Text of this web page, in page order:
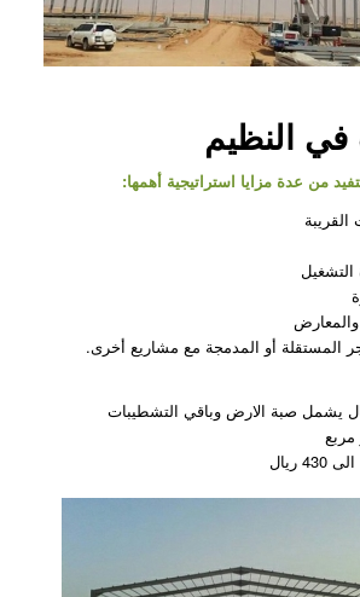
في النظيم
من عدة مزايا استراتيجية أهمها:
التشغيل
المستقلة أو المدمجة مع مشاريع أخرى.